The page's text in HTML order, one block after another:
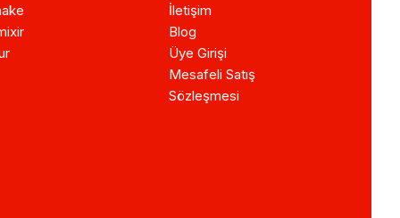
İletişim
Blog
Üye Girişi
Mesafeli Satış
Sözleşmesi